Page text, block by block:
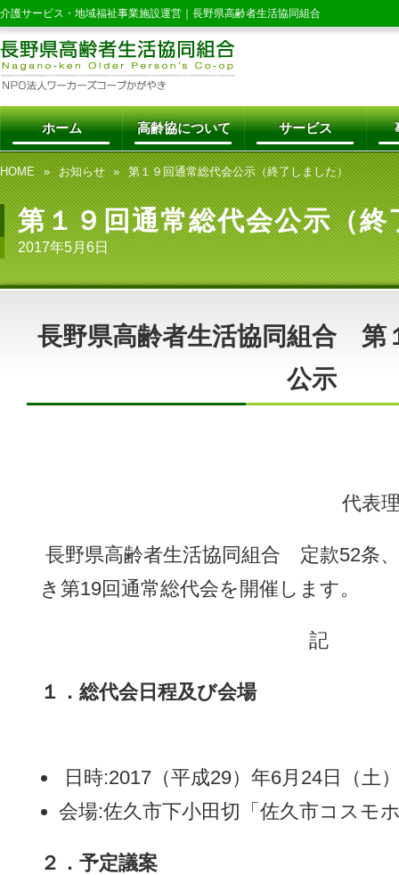
介護サービス・地域福祉事業施設運営｜ 長野県高齢者生活協同組合
ホーム 高齢協について サービス
HOME お知らせ 第１９回通常総代会公示（終了しました）
第１９回通常総代会公示（
2017年5月6日
長野県高齢者生活協同組合 第
公示
代
長野県高齢者生活協同組合 定款52条
き第19回通常総代会を開催します。
記
１．総代会日程及び会場
日時:2017（平成29）年6月24日（土
会場:佐久市下小田切「佐久市コスモ
２．予定議案